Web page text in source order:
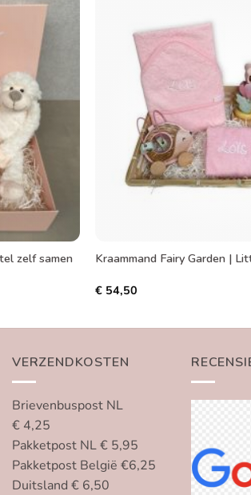
Toevoegen
aan
verlanglijst
zelf samen
Kraammand Fairy Garden |
€ 54,50
VERZENDKOSTEN
Brievenbuspost NL
€ 4,25
Pakketpost NL € 5,95
Pakketpost België €6,25
Duitsland € 6,50